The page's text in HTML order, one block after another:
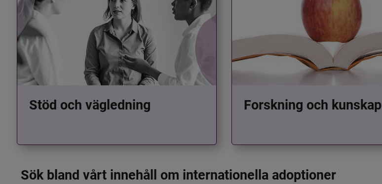
Stöd och vägledning Forskning och kunskap
Sök bland vårt innehåll om internationella adoptioner